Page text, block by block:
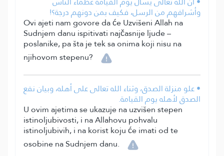
وأشرافهم من الرسل، فكيف بمن دونهم درجة؟!
Ovi ajeti nam govore da će Uzvišeni Allah na
Sudnjem danu ispitivati najčasnije ljude –
poslanike, pa šta je tek sa onima koji nisu na
njihovom stepenu?
• علو منزلة الصدق، وثناء الله تعالى على أهله، وبيان نفع
الصدق لأهله يوم القيامة.
U ovim ajetima se ukazuje na uzvišen stepen
istinoljubivosti, i na Allahovu pohvalu
istinoljubivih, i na korist koju će imati od te
osobine na Sudnjem danu.